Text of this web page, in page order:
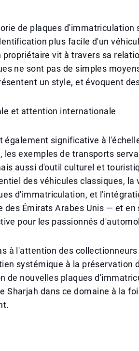
de plaques
plus facile d'un
propriétaire vit à travers sa
ne sont pas de simples
un style, et évoquent
et attention internationale
également significative à
les exemples de transports
aussi d'outil culturel et
des véhicules classiques, la
d'immatriculation, et
des Émirats Arabes Unis — et en
pour les passionnés
à l'attention des
systémique à la préservation
de nouvelles plaques
Sharjah dans ce domaine à la